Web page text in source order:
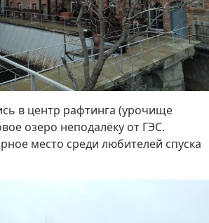
в центр рафтинга (урочище
озеро неподалёку от ГЭС.
место среди любителей спуска